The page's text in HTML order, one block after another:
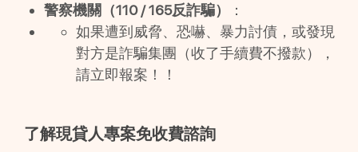
警察機關（110 / 165反詐騙）
：
如果遭到威脅、恐嚇、暴力討債，或發現
對方是詐騙集團（收了手續費不撥款），
請立即報案！！
了解現貸人專案免收費諮詢